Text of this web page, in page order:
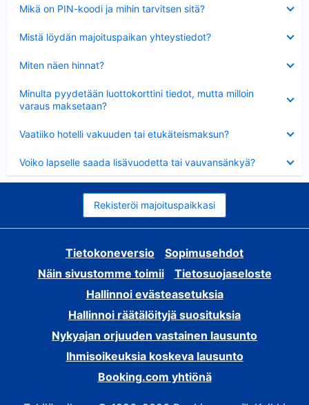
Mikä on PIN-koodi ja mihin tarvitsen sitä?
Mistä löydän majoituspaikan yhteystiedot?
Miten näen hinnat?
Minulta pyydetään luottokorttini tiedot, mutta milloin
varaus maksetaan?
Vaatiiko hotelli vakuuden tai etukäteismaksun?
Voiko lapselle saada lisävuodetta tai vauvansänkyä?
Rekisteröi majoituspaikkasi
Tietokoneversio
Sopimusehdot
Näin sivustomme toimii
Tietosuojaseloste
Hallinnoi evästeasetuksia
Hallinnoi räätälöityjä suosituksia
Nykyajan orjuuden vastainen lausunto
Ihmisoikeuksia koskeva lausunto
Booking.com yhtiönä